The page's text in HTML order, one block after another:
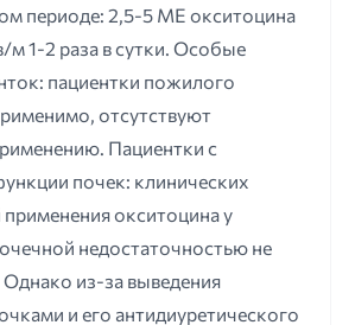
периоде: 2,5-5 ME окситоцина
м 1-2 раза в сутки. Особые
пациентки пожилого
отсутствуют
Пациентки с
почек: клинических
применения окситоцина у
недостаточностью не
из-за выведения
и его антидиуретического